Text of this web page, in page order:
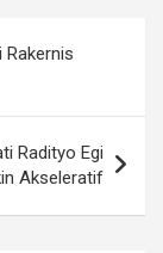
Rakernis
Radityo Egi
Akseleratif